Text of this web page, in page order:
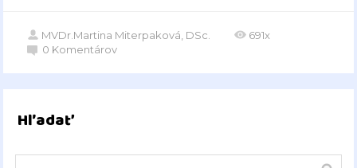
MVDr.Martina Miterpaková, DSc.
691x
0 Komentárov
Hľadať